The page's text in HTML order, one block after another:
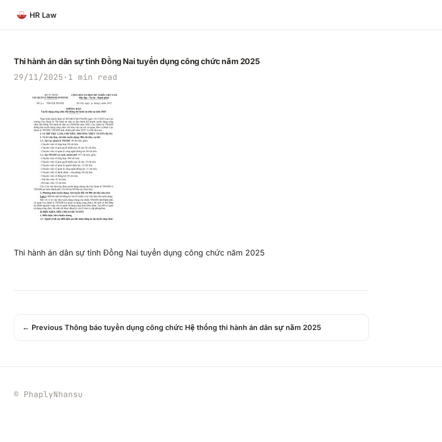
phần
dung
HR Law
Thi hành án dân sự tỉnh Đồng Nai tuyển dụng công chức năm 2025
29/11/2025· 1 min read
Thi hành án dân sự tỉnh Đồng Nai tuyển dụng công chức năm 2025
← Previous Thông báo tuyển dụng công chức Hệ thống thi hành án dân sự năm 2025
© PhaplyNhansu